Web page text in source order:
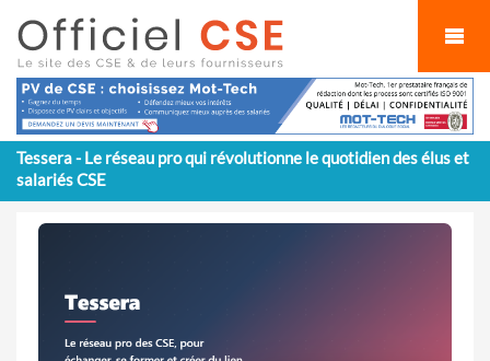
Tessera - Le réseau pro qui révolutionne le quotidien des élus et
salariés CSE